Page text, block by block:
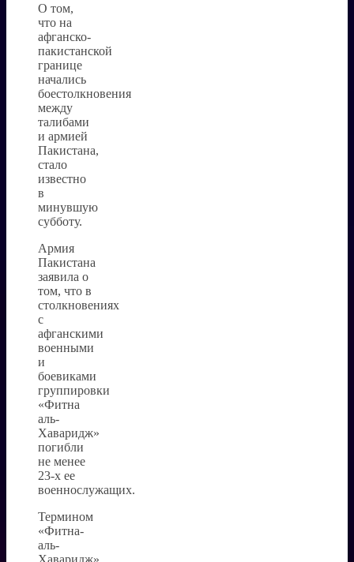
О том,
что на
афганско-
пакистанской
границе
начались
боестолкновения
между
талибами
и армией
Пакистана,
стало
известно
в
минувшую
субботу.
Армия
Пакистана
заявила о
том, что в
столкновениях
с
афганскими
военными
и
боевиками
группировки
«Фитна
аль-
Хаваридж»
погибли
не менее
23-х ее
военнослужащих.
Термином
«Фитна-
аль-
Хаваридж»